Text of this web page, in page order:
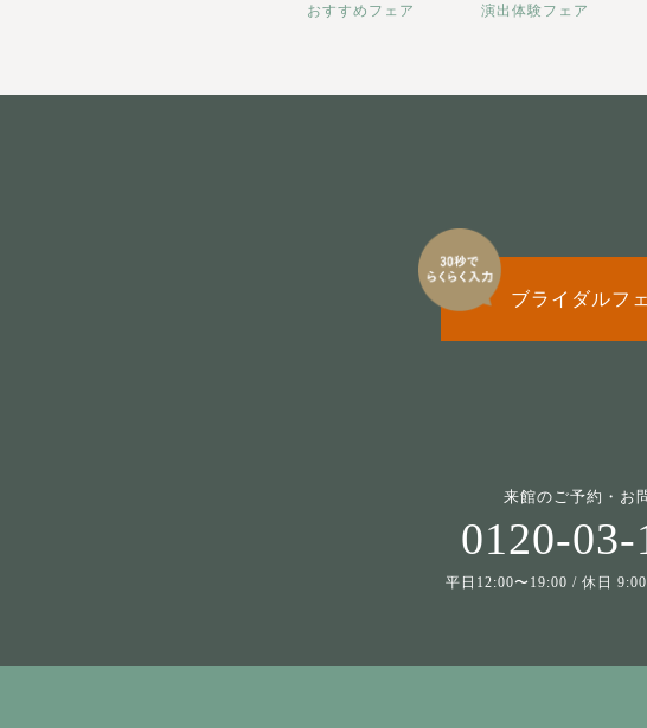
おすすめフェア 演出体験フェア
ブライダルフ
来館のご予約・お
0120-03-
平日12:00〜19:00 / 休日